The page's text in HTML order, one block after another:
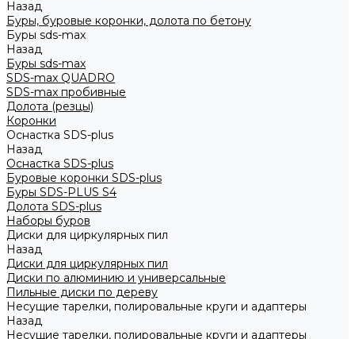
Назад
Буры, буровые коронки, долота по бетону
Буры sds-max
Назад
Буры sds-max
SDS-max QUADRO
SDS-max пробивные
Долота (резцы)
Коронки
Оснастка SDS-plus
Назад
Оснастка SDS-plus
Буровые коронки SDS-plus
Буры SDS-PLUS S4
Долота SDS-plus
Наборы буров
Диски для циркулярных пил
Назад
Диски для циркулярных пил
Диски по алюминию и универсальные
Пильные диски по дереву
Несущие тарелки, полировальные круги и адаптеры
Назад
Несущие тарелки, полировальные круги и адаптеры